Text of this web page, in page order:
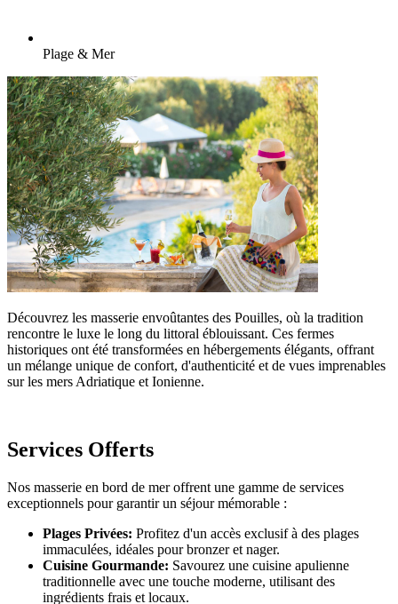
Plage & Mer
Découvrez les masserie envoûtantes des Pouilles, où la tradition
rencontre le luxe le long du littoral éblouissant. Ces fermes
historiques ont été transformées en hébergements élégants, offrant
un mélange unique de confort, d'authenticité et de vues imprenables
sur les mers Adriatique et Ionienne.
Services Offerts
Nos masserie en bord de mer offrent une gamme de services
exceptionnels pour garantir un séjour mémorable :
Plages Privées: Profitez d'un accès exclusif à des plages
immaculées, idéales pour bronzer et nager.
Cuisine Gourmande: Savourez une cuisine apulienne
traditionnelle avec une touche moderne, utilisant des
ingrédients frais et locaux.